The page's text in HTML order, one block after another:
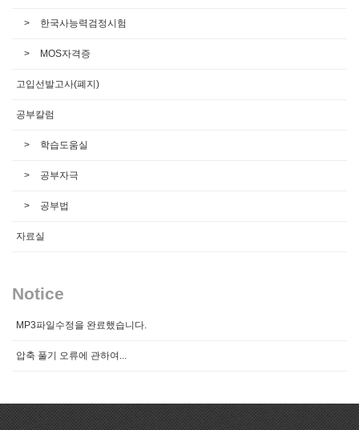
한국사능력검정시험
MOS자격증
고입선발고사(폐지)
공부칼럼
학습도움실
공부자극
공부법
자료실
Notice
MP3파일수정을 완료했습니다.
압축 풀기 오류에 관하여...